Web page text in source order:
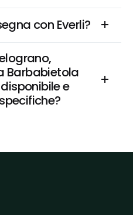
con Everli?
Barbabietola
disponibile e